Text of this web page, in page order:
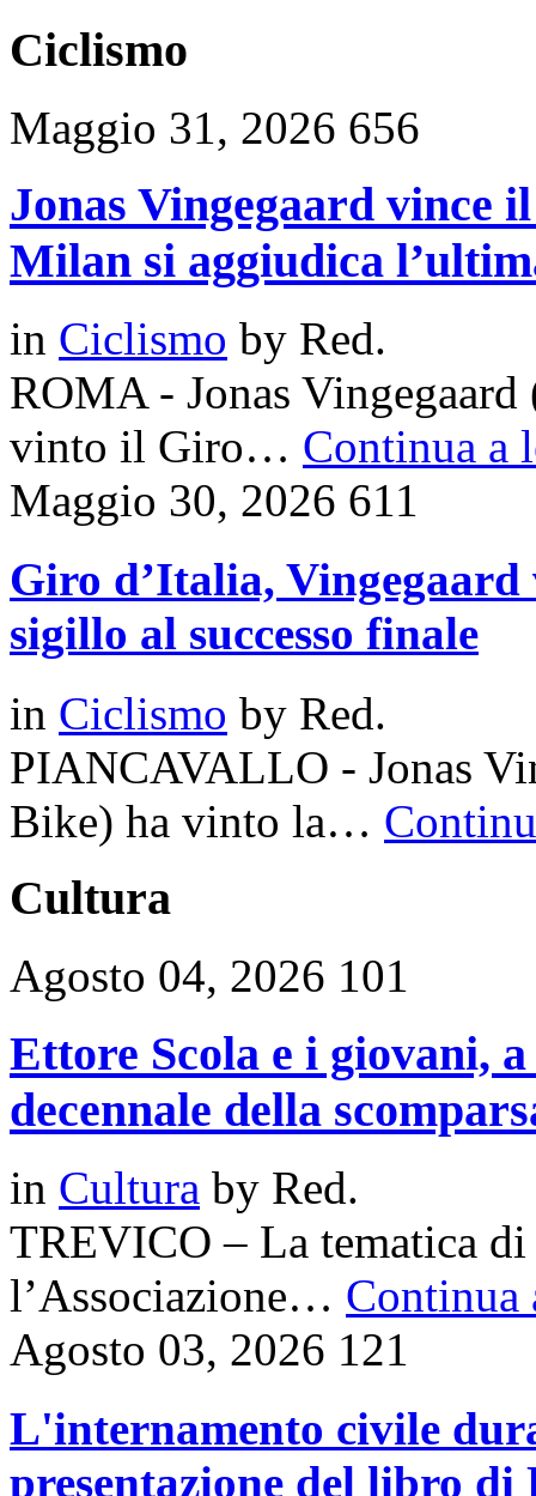
Ciclismo
Maggio 31, 2026 656
Jonas Vingegaard vince
Milan si aggiudica
in Ciclismo by Red.
ROMA - Jonas Vingegaard
vinto il Giro… Continua a
Maggio 30, 2026 611
Giro d’Italia, Vingegaard
sigillo al successo finale
in Ciclismo by Red.
PIANCAVALLO - Jonas
Bike) ha vinto la…
Cultura
Agosto 04, 2026 101
Ettore Scola e i giovani,
decennale della
in Cultura by Red.
TREVICO – La tematica
l’Associazione… Continua
Agosto 03, 2026 121
L'internamento civile
presentazione del libro di